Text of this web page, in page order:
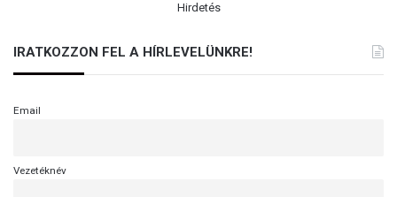
Hirdetés
IRATKOZZON FEL A HÍRLEVELÜNKRE!
Email
Vezetéknév